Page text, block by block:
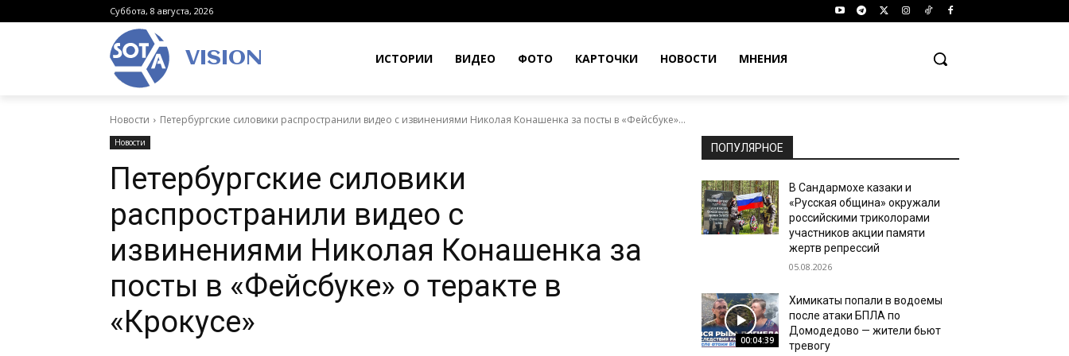
Суббота, 8 августа, 2026
VISION ИСТОРИИ ВИДЕО ФОТО КАРТОЧКИ НОВОСТИ МНЕНИЯ
Новости Петербургские силовики распространили видео с извинениями Николая Конашенка за посты в «Фейсбуке»...
Новости
Петербургские силовики
распространили видео с
извинениями Николая Конашенка за
посты в «Фейсбуке» о теракте в
«Крокусе»
ПОПУЛЯРНОЕ
В Сандармохе казаки и
«Русская община» окружали
российскими триколорами
участников акции памяти
жертв репрессий
05.08.2026
00:04:39
Химикаты попали в водоемы
после атаки БПЛА по
Домодедово — жители бьют
тревогу